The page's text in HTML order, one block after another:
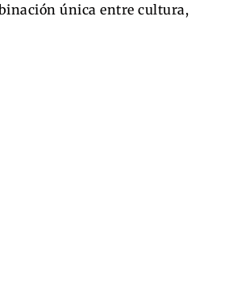
única entre cultura,